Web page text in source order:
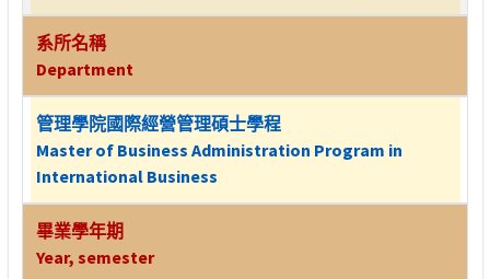
系所名稱
Department
管理學院國際經營管理碩士學程
Master of Business Administration Program in
International Business
畢業學年期
Year, semester